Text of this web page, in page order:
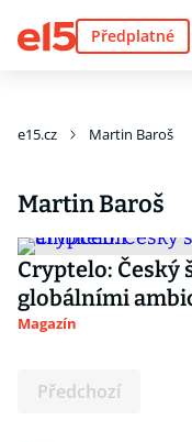
Předplatné
e15.cz Martin Baroš
Martin Baroš
Cryptelo: Český
globálními
Magazín
Předchozí